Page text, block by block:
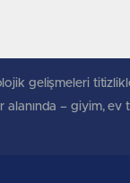
gelişmeleri
– giyim,